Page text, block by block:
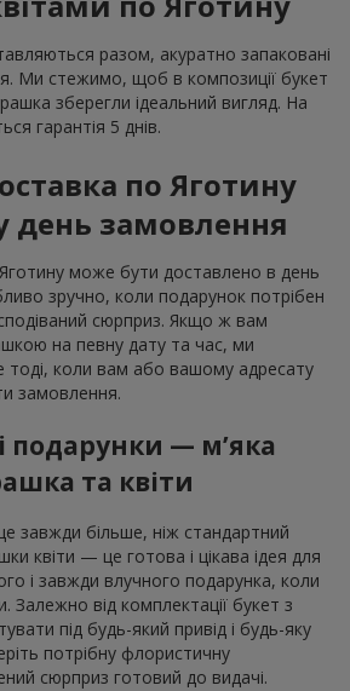
разом, акуратно запаковані
Ми стежимо, щоб в композиції букет
зберегли ідеальний вигляд. На
гарантія 5 днів.
по Яготину
день замовлення
може бути доставлено в день
зручно, коли подарунок потрібен
сюрприз. Якщо ж вам
на певну дату та час, ми
тоді, коли вам або вашому адресату
замовлення.
подарунки — м’яка
та квіти
завжди більше, ніж стандартний
квіти — це готова і цікава ідея для
і завжди влучного подарунка, коли
Залежно від комплектації букет з
під будь-який привід і будь-яку
потрібну флористичну
сюрприз готовий до видачі.